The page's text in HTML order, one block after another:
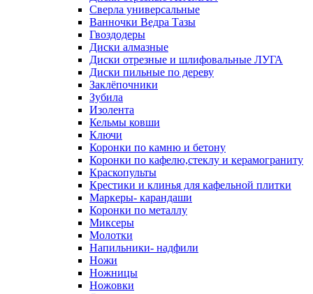
Сверла универсальные
Ванночки Ведра Тазы
Гвоздодеры
Диски алмазные
Диски отрезные и шлифовальные ЛУГА
Диски пильные по дереву
Заклёпочники
Зубила
Изолента
Кельмы ковши
Ключи
Коронки по камню и бетону
Коронки по кафелю,стеклу и керамограниту
Краскопульты
Крестики и клинья для кафельной плитки
Маркеры- карандаши
Коронки по металлу
Миксеры
Молотки
Напильники- надфили
Ножи
Ножницы
Ножовки